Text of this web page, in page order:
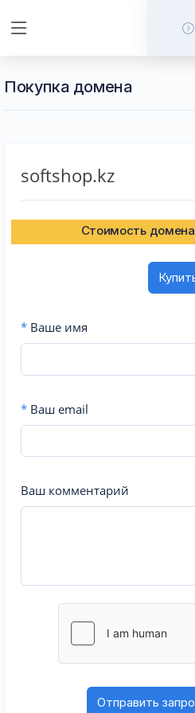
Покупка домена
softshop.kz
Стоимость
* Ваше имя
* Ваш email
Ваш комментарий